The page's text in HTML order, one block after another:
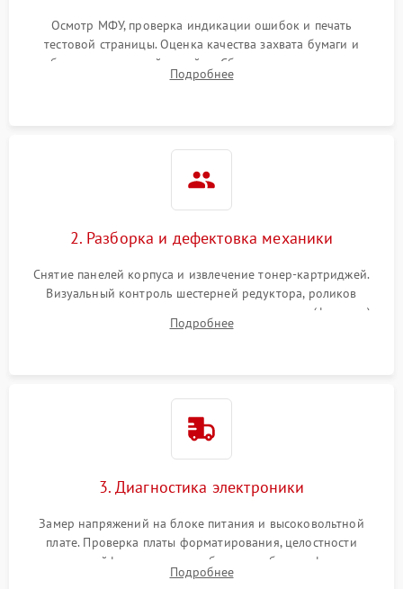
Осмотр МФУ, проверка индикации ошибок и печать
тестовой страницы. Оценка качества захвата бумаги и
работы сканирующей линейки. Сбор данных о замятиях,
дефектах изображения или посторонних шумах при работе.
Подробнее
2. Разборка и дефектовка механики
Снятие панелей корпуса и извлечение тонер-картриджей.
Визуальный контроль шестерней редуктора, роликов
захвата, термопленки и прижимного вала в печи (фьюзере).
Проверка оптики сканера на загрязнения.
Подробнее
3. Диагностика электроники
Замер напряжений на блоке питания и высоковольтной
плате. Проверка платы форматирования, целостности
плоских шлейфов сканера и работоспособности флажков и
оптопар (датчиков прохождения бумаги).
Подробнее